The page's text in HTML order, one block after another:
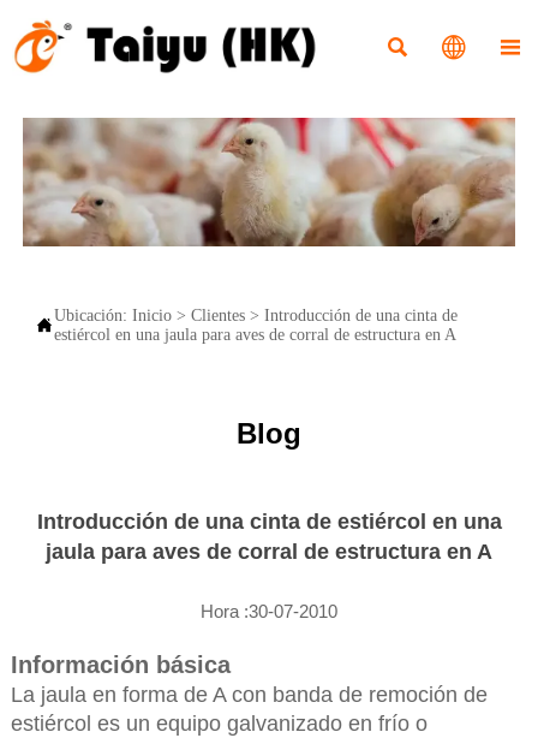
  
Ubicación: Inicio> Clientes> Introducción de una cinta de
estiércol en una jaula para aves de corral de estructura en A
Blog
Introducción de una cinta de estiércol en una
jaula para aves de corral de estructura en A
Hora :30-07-2010
Información básica
La jaula en forma de A con banda de remoción de
estiércol es un equipo galvanizado en frío o